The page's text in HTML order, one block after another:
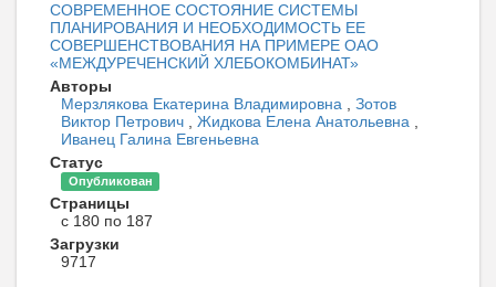
СОВРЕМЕННОЕ СОСТОЯНИЕ СИСТЕМЫ
ПЛАНИРОВАНИЯ И НЕОБХОДИМОСТЬ ЕЕ
СОВЕРШЕНСТВОВАНИЯ НА ПРИМЕРЕ ОАО
«МЕЖДУРЕЧЕНСКИЙ ХЛЕБОКОМБИНАТ»
Авторы
Мерзлякова Екатерина Владимировна
Зотов
Виктор Петрович
Жидкова Елена Анатольевна
Иванец Галина Евгеньевна
Статус
Опубликован
Страницы
с 180 по 187
Загрузки
9717